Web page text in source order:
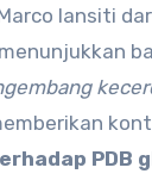
Iansiti
PDB